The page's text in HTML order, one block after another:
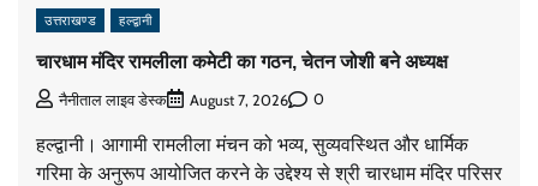
उत्तराखण्ड हल्द्वानी
चारधाम मंदिर रामलीला कमेटी का गठन, चेतन जोशी बने अध्यक्ष
नैनीताल लाइव डेस्क August 7, 2026 0
हल्द्वानी। आगामी रामलीला मंचन को भव्य, सुव्यवस्थित और धार्मिक
गरिमा के अनुरूप आयोजित करने के उद्देश्य से श्री चारधाम मंदिर परिसर